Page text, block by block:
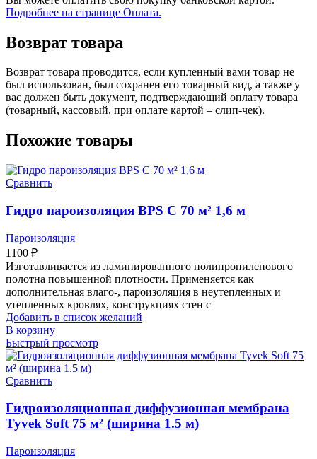
Подробнее на странице Оплата.
Возврат товара
Возврат товара проводится, если купленный вами товар не
был использован, был сохранен его товарный вид, а также у
вас должен быть документ, подтверждающий оплату товара
(товарный, кассовый, при оплате картой – слип-чек).
Похожие товары
Сравнить
Гидро пароизоляция BPS C 70 м² 1,6 м
Пароизоляция
1100 ₽
Изготавливается из ламинированного полипропиленового
полотна повышенной плотности. Применяется как
дополнительная влаго-, пароизоляция в неутепленных и
утепленных кровлях, конструкциях стен с
Добавить в список желаний
В корзину
Быстрый просмотр
Сравнить
Гидроизоляционная диффузионная мембрана
Tyvek Soft 75 м² (ширина 1.5 м)
Пароизоляция